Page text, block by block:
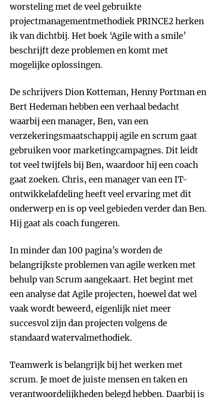
worsteling met de veel gebruikte
projectmanagementmethodiek PRINCE2 herken
ik van dichtbij. Het boek ‘Agile with a smile’
beschrijft deze problemen en komt met
mogelijke oplossingen.
De schrijvers Dion Kotteman, Henny Portman en
Bert Hedeman hebben een verhaal bedacht
waarbij een manager, Ben, van een
verzekeringsmaatschappij agile en scrum gaat
gebruiken voor marketingcampagnes. Dit leidt
tot veel twijfels bij Ben, waardoor hij een coach
gaat zoeken. Chris, een manager van een IT-
ontwikkelafdeling heeft veel ervaring met dit
onderwerp en is op veel gebieden verder dan Ben.
Hij gaat als coach fungeren.
In minder dan 100 pagina’s worden de
belangrijkste problemen van agile werken met
behulp van Scrum aangekaart. Het begint met
een analyse dat Agile projecten, hoewel dat wel
vaak wordt beweerd, eigenlijk niet meer
succesvol zijn dan projecten volgens de
standaard watervalmethodiek.
Teamwerk is belangrijk bij het werken met
scrum. Je moet de juiste mensen en taken en
verantwoordelijkheden belegd hebben. Daarbij is